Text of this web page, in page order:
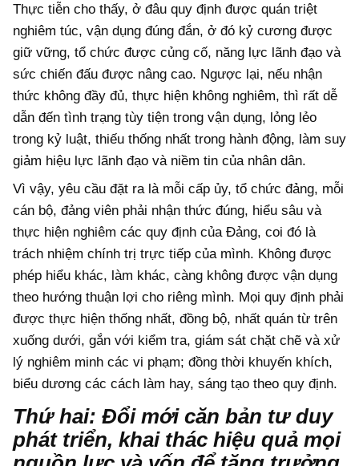
Thực tiễn cho thấy, ở đâu quy định được quán triệt
nghiêm túc, vận dụng đúng đắn, ở đó kỷ cương được
giữ vững, tổ chức được củng cố, năng lực lãnh đạo và
sức chiến đấu được nâng cao. Ngược lại, nếu nhận
thức không đầy đủ, thực hiện không nghiêm, thì rất dễ
dẫn đến tình trạng tùy tiện trong vận dụng, lỏng lẻo
trong kỷ luật, thiếu thống nhất trong hành động, làm suy
giảm hiệu lực lãnh đạo và niềm tin của nhân dân.
Vì vậy, yêu cầu đặt ra là mỗi cấp ủy, tổ chức đảng, mỗi
cán bộ, đảng viên phải nhận thức đúng, hiểu sâu và
thực hiện nghiêm các quy định của Đảng, coi đó là
trách nhiệm chính trị trực tiếp của mình. Không được
phép hiểu khác, làm khác, càng không được vận dụng
theo hướng thuận lợi cho riêng mình. Mọi quy định phải
được thực hiện thống nhất, đồng bộ, nhất quán từ trên
xuống dưới, gắn với kiểm tra, giám sát chặt chẽ và xử
lý nghiêm minh các vi phạm; đồng thời khuyến khích,
biểu dương các cách làm hay, sáng tạo theo quy định.
Thứ hai: Đổi mới căn bản tư duy
phát triển, khai thác hiệu quả mọi